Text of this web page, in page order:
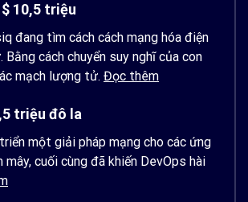
10,5 triệu
đang tìm cách cách mạng hóa điện
cách chuyển suy nghĩ của con
mạch lượng tử. Đọc thêm
triệu đô la
một giải pháp mạng cho các ứng
mây, cuối cùng đã khiến DevOps hài